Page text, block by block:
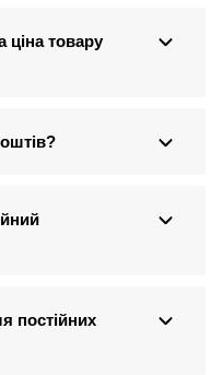
ціна товару
постійних